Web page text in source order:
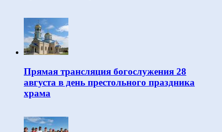
Прямая трансляция богослужения 28
августа в день престольного праздника
храма